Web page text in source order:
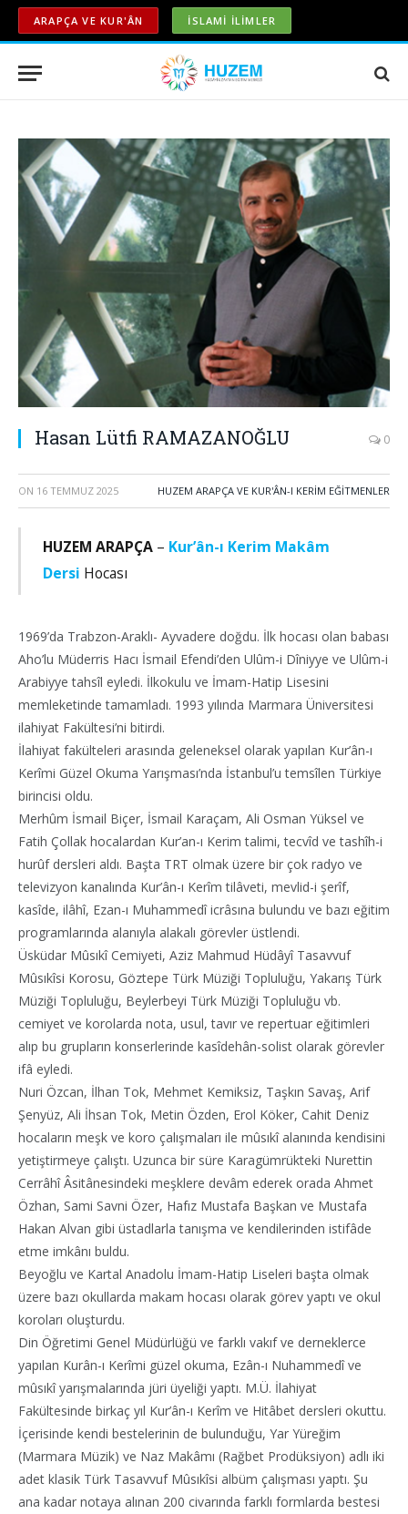
ARAPÇA VE KUR'ÂN İSLAMİ İLİMLER
Hasan Lütfi RAMAZANOĞLU 0
ON 16 TEMMUZ 2025 HUZEM ARAPÇA VE KUR'ÂN-I KERİM EĞİTMENLER
HUZEM ARAPÇA – Kur’ân-ı Kerim Makâm
Dersi Hocası
1969’da Trabzon-Araklı- Ayvadere doğdu. İlk hocası olan babası
Aho’lu Müderris Hacı İsmail Efendi’den Ulûm-i Dîniyye ve Ulûm-i
Arabiyye tahsîl eyledi. İlkokulu ve İmam-Hatip Lisesini
memleketinde tamamladı. 1993 yılında Marmara Üniversitesi
ilahiyat Fakültesi’ni bitirdi.
İlahiyat fakülteleri arasında geleneksel olarak yapılan Kur’ân-ı
Kerîmi Güzel Okuma Yarışması’nda İstanbul’u temsîlen Türkiye
birincisi oldu.
Merhûm İsmail Biçer, İsmail Karaçam, Ali Osman Yüksel ve
Fatih Çollak hocalardan Kur’an-ı Kerim talimi, tecvîd ve tashîh-i
hurûf dersleri aldı. Başta TRT olmak üzere bir çok radyo ve
televizyon kanalında Kur’ân-ı Kerîm tilâveti, mevlid-i şerîf,
kasîde, ilâhî, Ezan-ı Muhammedî icrâsına bulundu ve bazı eğitim
programlarında alanıyla alakalı görevler üstlendi.
Üsküdar Mûsıkî Cemiyeti, Aziz Mahmud Hüdâyî Tasavvuf
Mûsıkîsi Korosu, Göztepe Türk Müziği Topluluğu, Yakarış Türk
Müziği Topluluğu, Beylerbeyi Türk Müziği Topluluğu vb.
cemiyet ve korolarda nota, usul, tavır ve repertuar eğitimleri
alıp bu grupların konserlerinde kasîdehân-solist olarak görevler
ifâ eyledi.
Nuri Özcan, İlhan Tok, Mehmet Kemiksiz, Taşkın Savaş, Arif
Şenyüz, Ali İhsan Tok, Metin Özden, Erol Köker, Cahit Deniz
hocaların meşk ve koro çalışmaları ile mûsıkî alanında kendisini
yetiştirmeye çalıştı. Uzunca bir süre Karagümrükteki Nurettin
Cerrâhî Âsitânesindeki meşklere devâm ederek orada Ahmet
Özhan, Sami Savni Özer, Hafız Mustafa Başkan ve Mustafa
Hakan Alvan gibi üstadlarla tanışma ve kendilerinden istifâde
etme imkânı buldu.
Beyoğlu ve Kartal Anadolu İmam-Hatip Liseleri başta olmak
üzere bazı okullarda makam hocası olarak görev yaptı ve okul
koroları oluşturdu.
Din Öğretimi Genel Müdürlüğü ve farklı vakıf ve derneklerce
yapılan Kurân-ı Kerîmi güzel okuma, Ezân-ı Nuhammedî ve
mûsıkî yarışmalarında jüri üyeliği yaptı. M.Ü. İlahiyat
Fakültesinde birkaç yıl Kur’ân-ı Kerîm ve Hitâbet dersleri okuttu.
İçerisinde kendi bestelerinin de bulunduğu, Yar Yüreğim
(Marmara Müzik) ve Naz Makâmı (Rağbet Prodüksiyon) adlı iki
adet klasik Türk Tasavvuf Mûsıkîsi albüm çalışması yaptı. Şu
ana kadar notaya alınan 200 civarında farklı formlarda bestesi